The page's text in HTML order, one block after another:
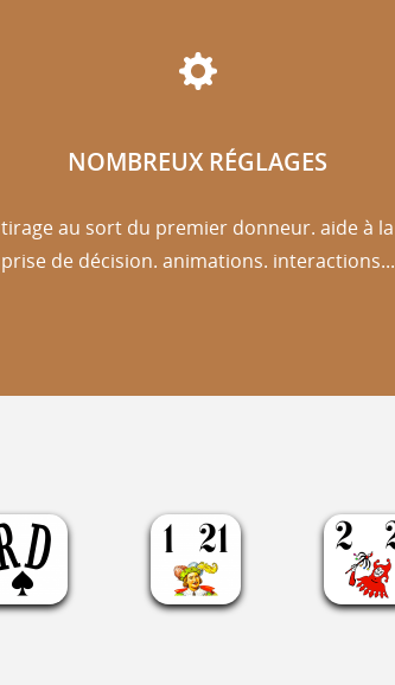
NOMBREUX RÉGLAGES
tirage au sort du premier donneur. aide à la
prise de décision. animations. interactions...